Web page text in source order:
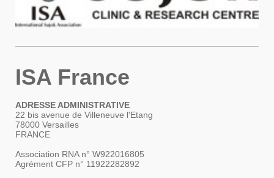
ISA France
ADRESSE ADMINISTRATIVE
22 bis avenue de Villeneuve l'Etang
78000 Versailles
FRANCE
Association RNA n° W922016805
Agrément CFP n° 11922282892